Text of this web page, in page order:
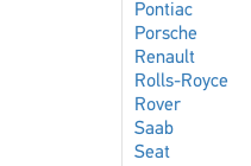
Pontiac
Porsche
Renault
Rolls-Royce
Rover
Saab
Seat